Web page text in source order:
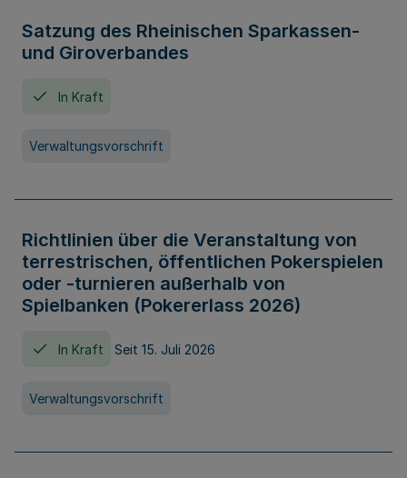
Satzung des Rheinischen Sparkassen-
und Giroverbandes
In Kraft
Verwaltungsvorschrift
Richtlinien über die Veranstaltung von
terrestrischen, öffentlichen Pokerspielen
oder -turnieren außerhalb von
Spielbanken (Pokererlass 2026)
In Kraft Seit 15. Juli 2026
Verwaltungsvorschrift